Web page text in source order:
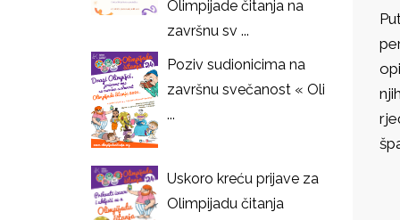
Olimpijade čitanja na
završnu sv ...
Poziv sudionicima na
završnu svečanost « Oli
...
Uskoro kreću prijave za
Olimpijadu čitanja